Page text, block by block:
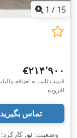
1 / 15
‎€۲۱۴٬۹۰۰
قیمت ثابت به اضافه
افزوده
تماس بگیرید
وضعیت: نو, کارکرد: